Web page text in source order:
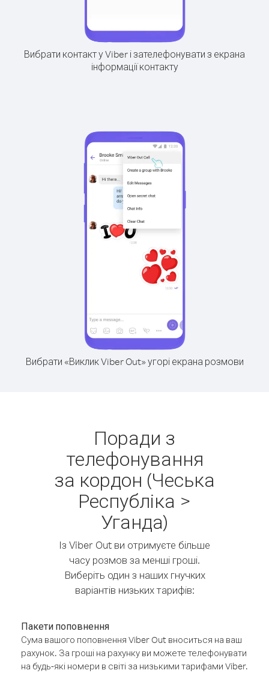
Вибрати контакт у Viber і зателефонувати з екрана
інформації контакту
Вибрати «Виклик Viber Out» угорі екрана розмови
Поради з
телефонування
за кордон (Чеська
Республіка >
Уганда)
Із Viber Out ви отримуєте більше
часу розмов за менші гроші.
Виберіть один з наших гнучких
варіантів низьких тарифів:
Пакети поповнення
Сума вашого поповнення Viber Out вноситься на ваш
рахунок. За гроші на рахунку ви можете телефонувати
на будь-які номери в світі за низькими тарифами Viber.